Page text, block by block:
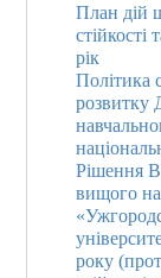
План дій
стійкості
рік
Політика
розвитку
Рішення
вищого
року